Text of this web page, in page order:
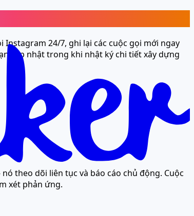
24/7, ghi lại các cuộc gọi mới ngay
cập nhật trong khi nhật ký chi tiết xây dựng
theo dõi liên tục và báo cáo chủ động. Cuộc
xét phản ứng.